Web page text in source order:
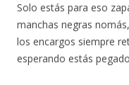
Solo estás para eso
manchas negras
los encargos siempre
esperando estás